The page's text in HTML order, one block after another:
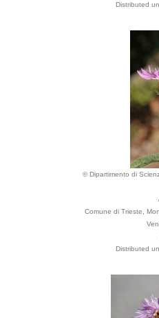
Distributed
© Dipartimento di
Comune di Trieste,
Distributed